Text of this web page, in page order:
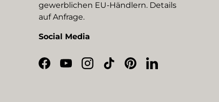
gewerblichen EU-Händlern. Details
auf Anfrage.
Social Media
Facebook
YouTubeInstagram
TikTokPinterestLinkedIn